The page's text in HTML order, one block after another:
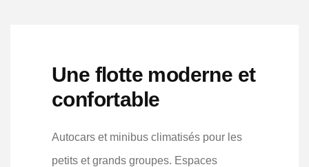
Une flotte moderne et
confortable
Autocars et minibus climatisés pour les
petits et grands groupes. Espaces